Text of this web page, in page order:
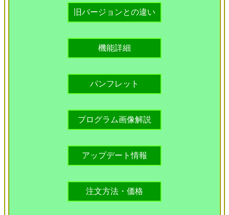
旧バージョンとの違い
機能詳細
パンフレット
プログラム画像解説
アップデート情報
注文方法・価格